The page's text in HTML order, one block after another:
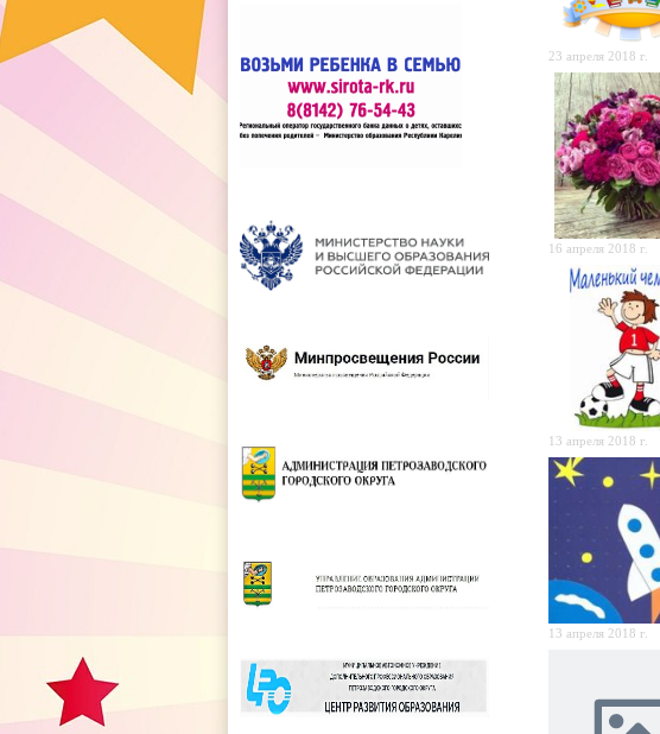
23 апреля 2018 г.
16 апреля 2018 г.
13 апреля 2018 г.
13 апреля 2018 г.